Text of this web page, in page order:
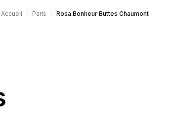
Accueil / Paris / Rosa Bonheur Buttes Chaumont